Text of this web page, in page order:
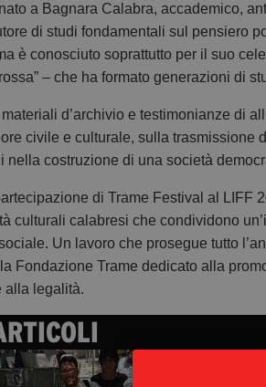
a Bagnara Calabra, accademico,
di studi fondamentali sul pensiero
è conosciuto soprattutto per il suo
– che ha formato generazioni di
d’archivio e testimonianze di
civile e culturale, sulla trasmissione
nella costruzione di una società
di Trame Festival al LIFF
culturali calabresi che condividono
Un lavoro che prosegue tutto
Fondazione Trame dedicato alla
alla legalità.